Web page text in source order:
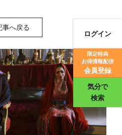
画評価
ログイン
限定特典
お得情報配信
会員登録
気分で
検索
事へ戻る